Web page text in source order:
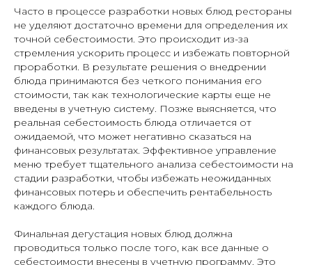
Часто в процессе разработки новых блюд рестораны
не уделяют достаточно времени для определения их
точной себестоимости. Это происходит из-за
стремления ускорить процесс и избежать повторной
проработки. В результате решения о внедрении
блюда принимаются без четкого понимания его
стоимости, так как технологические карты еще не
введены в учетную систему. Позже выясняется, что
реальная себестоимость блюда отличается от
ожидаемой, что может негативно сказаться на
финансовых результатах. Эффективное управление
меню требует тщательного анализа себестоимости на
стадии разработки, чтобы избежать неожиданных
финансовых потерь и обеспечить рентабельность
каждого блюда.
Финальная дегустация новых блюд должна
проводиться только после того, как все данные о
себестоимости внесены в учетную программу. Это